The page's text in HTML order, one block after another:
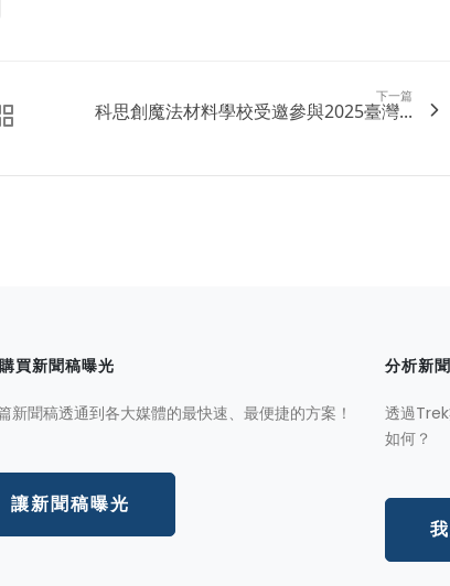
下一篇
科思創魔法材料學校受邀參與2025臺灣...
買新聞稿曝光
新聞稿透通到各大媒體的最快速、最便捷的方案！
讓新聞稿曝光
分析新
透過
如何？